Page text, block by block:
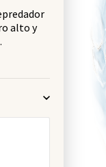
alto y